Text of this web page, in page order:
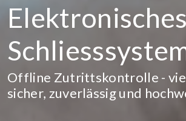
Elektronisches
Offline Zutrittskontrolle -
sicher, zuverlässig und